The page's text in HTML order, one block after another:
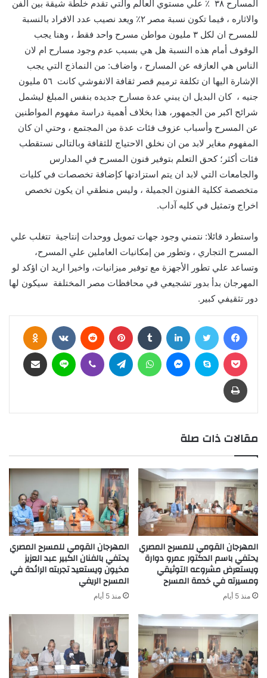
المسارح ٣٨ ٪ علي مستوي العالم والتي تقدم خلطة شيقة بين الفن
والاثاره ، فيما تكون نسبة مصر ٢٪ ويعد نصيب عدد الافراد بالنسبة
للمسرح ان لكل ٣ مليون مواطن مسرح واحد فقط ، وهنا يجب
الوقوف أمام هذه النسبة هل هي بسبب عدم وجود مسارح ام لان
الناس هي العازفه عن المسارح ، واضاف: من النماذج التي يجب
الإشارة اليها ان تكلفة ترميم قصر ثقافة الانفوشي كانت ٥٦ مليون
جنيه ، كان البديل ان يبني عدة مسارح جديده بنفس المبلغ ليشمل
شرائح اكبر من الجمهور، هذا بخلاف أهمية دراسة مفهوم المواطنين
عن المسرح وأسباب عزوف فئات عدة من المجتمع ، وحتي ان كان
المفهوم مغاير لابد من ان نخلق الاحتياج للثقافة وبالتالى نستقطب
فئات أكثر؛ كحق التعلم بتوفير فنون المسرح في المدارس
والجامعات التي لابد ان يتم استزادتها كإضافة تخصصات في كليات
متخصصة ككلية الفنون الجميلة ، وليس منطقي ان يكون تخصص
اخراج وتمثيل في كليه آداب.
واستطرد قائلا: نتمني وجود جهات تمويل ووحدات إنتاجية تتغلب علي
المسرح التجاري ، وتطور من إمكانيات العاملين علي المسرح،
وتساعد علي تطور الأجهزة مع توفير ميزانيات، واخيرا اريد ان اؤكد لو
المهرجان بدأ بدور تشجيعي في محافظات مصر المختلفة سيكون لها
دور تثقيفي كبير.
فيسبوك تويتر لينكدإن بينتيريست
بوكيت سكايب ماسنجر واتساب تيلقرام ڤايبر لاين
طباعة
مقالات ذات صلة
المهرجان القومي للمسرح المصري
يحتفي باسم الدكتور عمرو دوارة
ويستعرض مشروعه التوثيقي
ومسيرته في خدمة المسرح
منذ 5 أيام
المهرجان القومي للمسرح المصري
يحتفي بالفنان الكبير عبد العزيز
مخيون ويستعيد تجربته الرائدة في
المسرح الريفي
منذ 5 أيام